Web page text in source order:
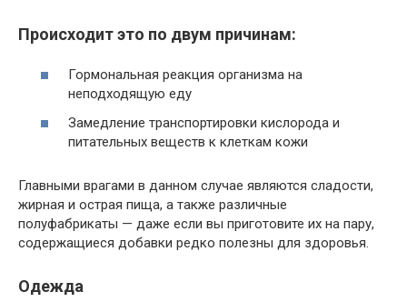
Происходит это по двум причинам:
Гормональная реакция организма на
неподходящую еду
Замедление транспортировки кислорода и
питательных веществ к клеткам кожи
Главными врагами в данном случае являются сладости,
жирная и острая пища, а также различные
полуфабрикаты — даже если вы приготовите их на пару,
содержащиеся добавки редко полезны для здоровья.
Одежда